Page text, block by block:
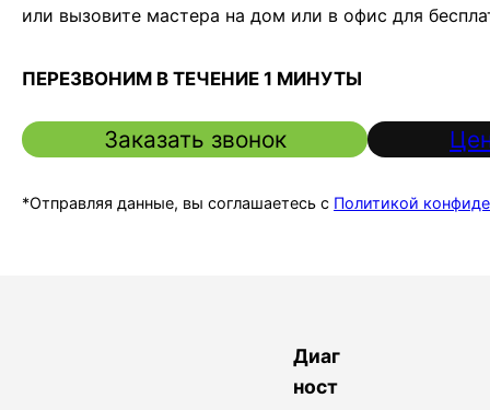
или вызовите мастера на дом или в офис для
ПЕРЕЗВОНИМ В ТЕЧЕНИЕ 1 МИНУТЫ
Заказать звонок
*Отправляя данные, вы соглашаетесь с Политикой
Диаг
ност